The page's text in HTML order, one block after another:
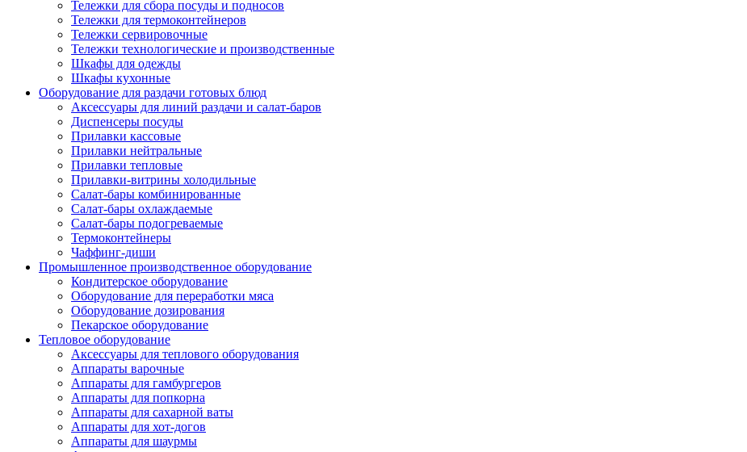
Тележки для сбора посуды и подносов
Тележки для термоконтейнеров
Тележки сервировочные
Тележки технологические и производственные
Шкафы для одежды
Шкафы кухонные
Оборудование для раздачи готовых блюд
Аксессуары для линий раздачи и салат-баров
Диспенсеры посуды
Прилавки кассовые
Прилавки нейтральные
Прилавки тепловые
Прилавки-витрины холодильные
Салат-бары комбинированные
Салат-бары охлаждаемые
Салат-бары подогреваемые
Термоконтейнеры
Чаффинг-диши
Промышленное производственное оборудование
Кондитерское оборудование
Оборудование для переработки мяса
Оборудование дозирования
Пекарское оборудование
Тепловое оборудование
Аксессуары для теплового оборудования
Аппараты варочные
Аппараты для гамбургеров
Аппараты для попкорна
Аппараты для сахарной ваты
Аппараты для хот-догов
Аппараты для шаурмы